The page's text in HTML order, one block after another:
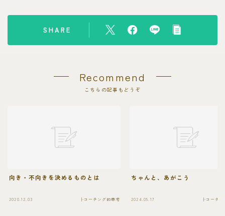
SHARE
Recommend
こちらの記事もどうぞ
向き・不向きを決めるものとは
2020.12.03 ├コーチング的思考
ちゃんと、あがこう
2024.05.17 ├コーチ